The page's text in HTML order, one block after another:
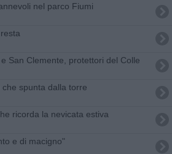
nel parco Fiumi
San Clemente, protettori del Colle
che spunta dalla torre
ricorda la nevicata estiva
e di macigno"